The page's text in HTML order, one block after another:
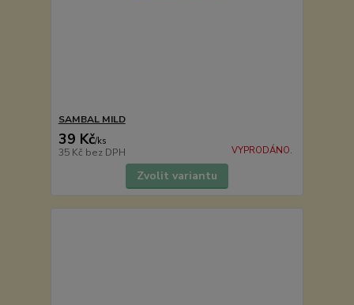
SAMBAL MILD
39 Kč/ks
35 Kč bez DPH VYPRODÁNO.
Zvolit variantu